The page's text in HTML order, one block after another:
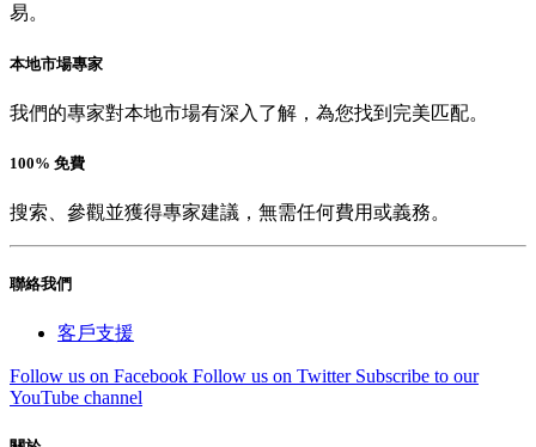
易。
本地市場專家
我們的專家對本地市場有深入了解，為您找到完美匹配。
100% 免費
搜索、參觀並獲得專家建議，無需任何費用或義務。
聯絡我們
客戶支援
Follow us on Facebook Follow us on Twitter Subscribe to our
YouTube channel